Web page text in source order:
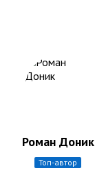
Роман Доник
топ-автор